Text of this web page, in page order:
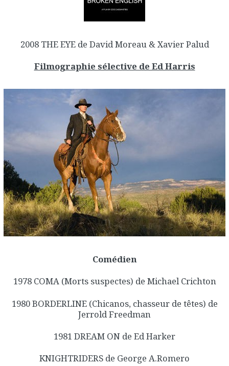
2008 THE EYE de David Moreau & Xavier Palud
Filmographie sélective de Ed Harris
Comédien
1978 COMA (Morts suspectes) de Michael Crichton
1980 BORDERLINE (Chicanos, chasseur de têtes) de
Jerrold Freedman
1981 DREAM ON de Ed Harker
KNIGHTRIDERS de George A.Romero